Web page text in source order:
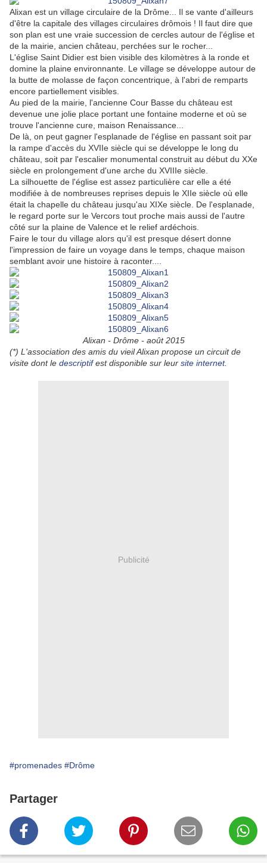
Alixan est un village circulaire de la Drôme... Il se vante d'ailleurs
d'être la capitale des villages circulaires drômois ! Il faut dire que
son plan est une vraie succession de cercles autour de l'église et
de la mairie, ancien château, perchées sur le rocher...
L'église Saint Didier est bien visible des kilomètres à la ronde et
domine la plaine environnante. Le village se développe autour de
la butte de molasse de façon concentrique, à l'abri de remparts
encore partiellement visibles.
Au pied de la mairie, l'ancienne Cour Basse du château est
devenue une jolie place portant une fontaine moderne et où se
trouve l'ancienne cure, maison Renaissance...
De là, on peut gagner l'esplanade de l'église en passant soit par
la rampe d'accès du XVIIe siècle qui se développe le long du
château, soit par l'escalier monumental construit au début du XXe
siècle en prolongement d'une arche du XVIIIe siècle.
La silhouette de l'église est assez particulière car elle a été
modifiée à de nombreuses reprises depuis le XIIe siècle où elle
était la chapelle du château jusqu'au XIXe siècle. De l'esplanade,
le regard porte sur le Vercors tout proche mais aussi de l'autre
côté sur la plaine de Valence et le relief ardéchois.
Faire le tour du village alors qu'il est presque désert donne
l'impression de faire un voyage dans le temps, chaque maison
semblant avoir une histoire à raconter....
Alixan - Drôme - août 2015
(*) L'association des amis du vieil Alixan propose un circuit de
visite dont le descriptifest disponible sur leur site internet.
Publicité
#promenades #Drôme
Partager